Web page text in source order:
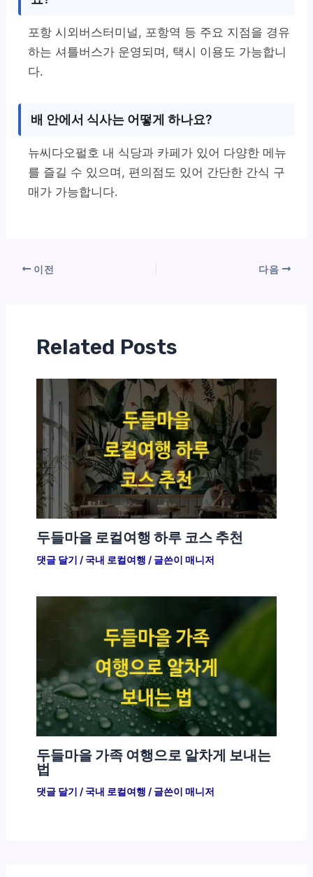
포항 시외버스터미널, 포항역 등 주요 지점을 경유
하는 셔틀버스가 운영되며, 택시 이용도 가능합니
다.
배 안에서 식사는 어떻게 하나요?
뉴씨다오펄호 내 식당과 카페가 있어 다양한 메뉴
를 즐길 수 있으며, 편의점도 있어 간단한 간식 구
매가 가능합니다.
이전 다음
Related Posts
두들마을 로컬여행 하루 코스 추천
댓글 달기 / 국내 로컬여행 / 글쓴이 매니저
두들마을 가족 여행으로 알차게 보내는
법
댓글 달기 / 국내 로컬여행 / 글쓴이 매니저